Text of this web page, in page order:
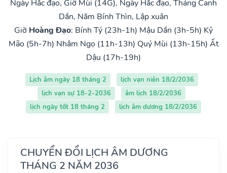
Ngày Hắc đạo, Giờ Mùi (14G), Ngày Hắc đạo, Tháng Canh
Dần, Năm Bính Thìn, Lập xuân
Giờ Hoàng Đạo: Bính Tý (23h-1h) Mậu Dần (3h-5h) Kỷ
Mão (5h-7h) Nhâm Ngọ (11h-13h) Quý Mùi (13h-15h) Ất
Dậu (17h-19h)
Lịch âm ngày 18 tháng 2
lịch vạn niên 18/2/2036
lịch vạn sự 18-2-2036
âm lịch 18/2/2036
lịch ngày tốt 18 tháng 2
lịch âm dương 18/2/2036
CHUYỂN ĐỔI LỊCH ÂM DƯƠNG
THÁNG 2 NĂM 2036